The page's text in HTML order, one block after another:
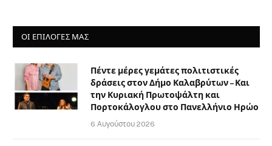
ΟΙ ΕΠΙΛΟΓΈΣ ΜΑΣ
Πέντε μέρες γεμάτες πολιτιστικές
δράσεις στον Δήμο Καλαβρύτων – Και
την Κυριακή Πρωτοψάλτη και
Πορτοκάλογλου στο Πανελλήνιο Ηρώο
6 Αυγούστου 2026